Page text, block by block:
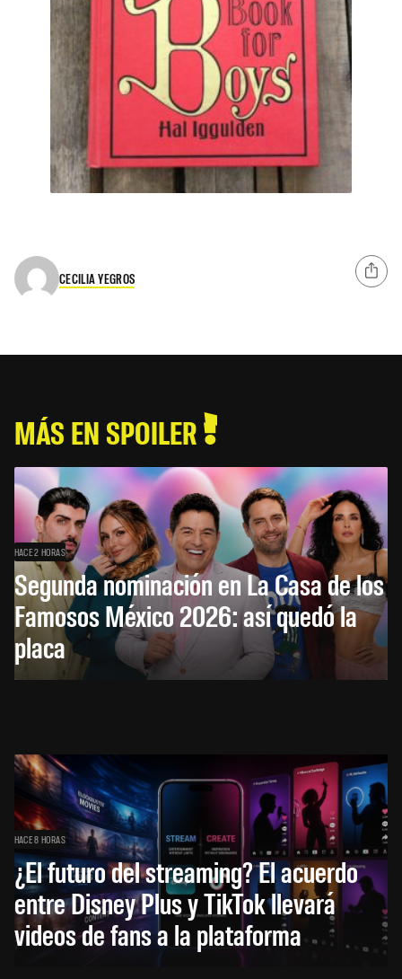
CECILIA YEGROS
MÁS EN SPOILER
HACE 2 HORAS
Segunda nominación en La Casa de los
Famosos México 2026: así quedó la
placa
HACE 8 HORAS
¿El futuro del streaming? El acuerdo
entre Disney Plus y TikTok llevará
videos de fans a la plataforma